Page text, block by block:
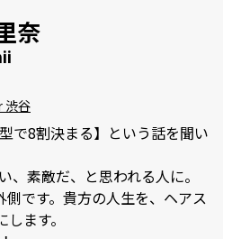
奈
渋谷
で8割決まる】という話を聞い
、素敵だ、と思われる人に。
側です。貴方の人生を、ヘアス
ます。